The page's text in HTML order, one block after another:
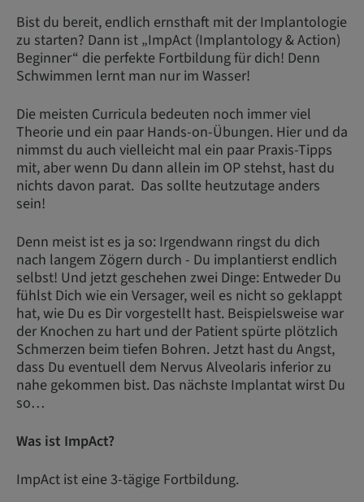
Bist du bereit, endlich ernsthaft mit der Implantologie
zu starten? Dann ist „ImpAct (Implantology & Action)
Beginner“ die perfekte Fortbildung für dich! Denn
Schwimmen lernt man nur im Wasser!
Die meisten Curricula bedeuten noch immer viel
Theorie und ein paar Hands-on-Übungen. Hier und da
nimmst du auch vielleicht mal ein paar Praxis-Tipps
mit, aber wenn Du dann allein im OP stehst, hast du
nichts davon parat. Das sollte heutzutage anders
sein!
Denn meist ist es ja so: Irgendwann ringst du dich
nach langem Zögern durch - Du implantierst endlich
selbst! Und jetzt geschehen zwei Dinge: Entweder Du
fühlst Dich wie ein Versager, weil es nicht so geklappt
hat, wie Du es Dir vorgestellt hast. Beispielsweise war
der Knochen zu hart und der Patient spürte plötzlich
Schmerzen beim tiefen Bohren. Jetzt hast du Angst,
dass Du eventuell dem Nervus Alveolaris inferior zu
nahe gekommen bist. Das nächste Implantat wirst Du
so…
Was ist ImpAct?
ImpAct ist eine 3-tägige Fortbildung.